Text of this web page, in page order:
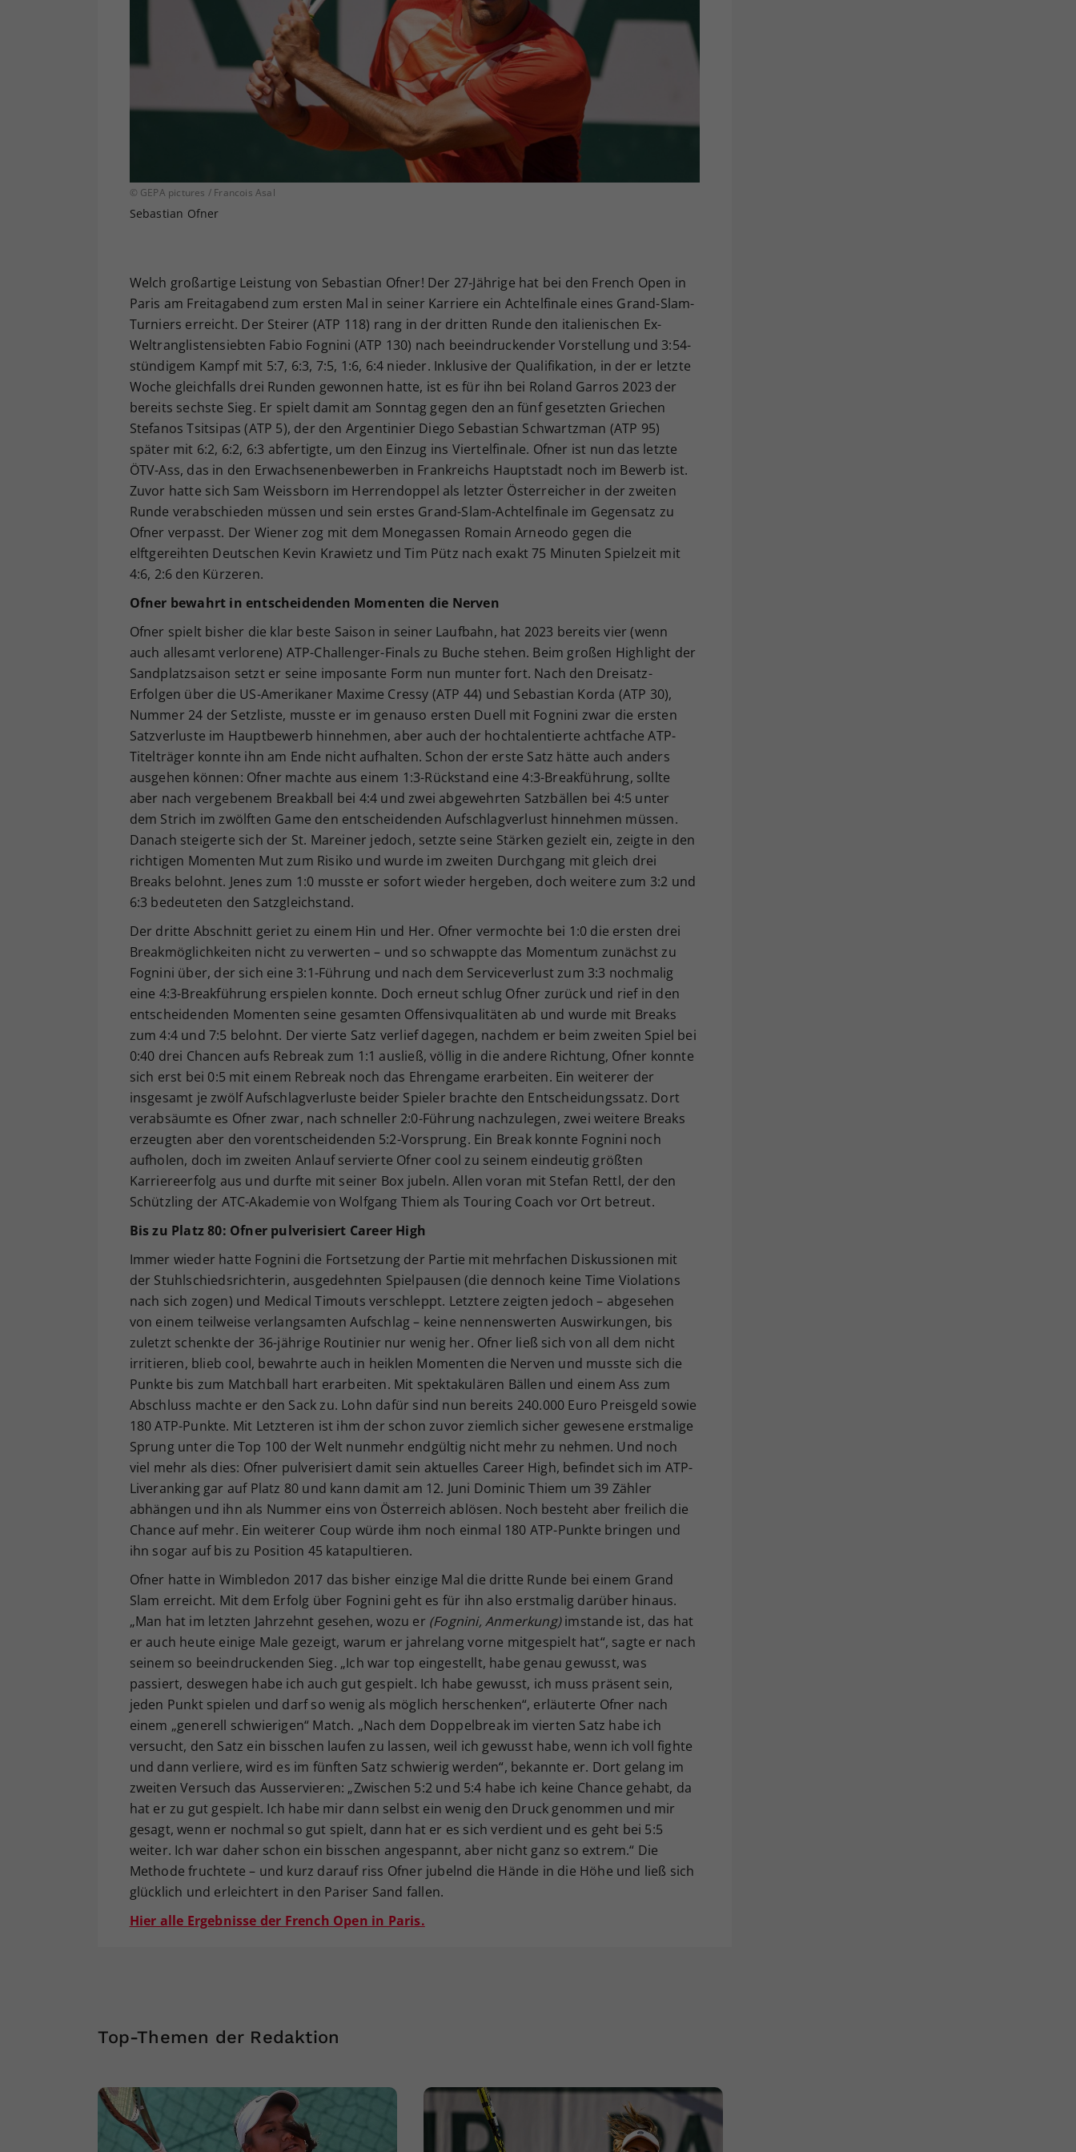
© GEPA pictures / Francois Asal
Sebastian Ofner
Welch großartige Leistung von Sebastian Ofner! Der 27-Jährige hat bei den French Open in
Paris am Freitagabend zum ersten Mal in seiner Karriere ein Achtelfinale eines Grand-Slam-
Turniers erreicht. Der Steirer (ATP 118) rang in der dritten Runde den italienischen Ex-
Weltranglistensiebten Fabio Fognini (ATP 130) nach beeindruckender Vorstellung und 3:54-
stündigem Kampf mit 5:7, 6:3, 7:5, 1:6, 6:4 nieder. Inklusive der Qualifikation, in der er letzte
Woche gleichfalls drei Runden gewonnen hatte, ist es für ihn bei Roland Garros 2023 der
bereits sechste Sieg. Er spielt damit am Sonntag gegen den an fünf gesetzten Griechen
Stefanos Tsitsipas (ATP 5), der den Argentinier Diego Sebastian Schwartzman (ATP 95)
später mit 6:2, 6:2, 6:3 abfertigte, um den Einzug ins Viertelfinale. Ofner ist nun das letzte
ÖTV-Ass, das in den Erwachsenenbewerben in Frankreichs Hauptstadt noch im Bewerb ist.
Zuvor hatte sich Sam Weissborn im Herrendoppel als letzter Österreicher in der zweiten
Runde verabschieden müssen und sein erstes Grand-Slam-Achtelfinale im Gegensatz zu
Ofner verpasst. Der Wiener zog mit dem Monegassen Romain Arneodo gegen die
elftgereihten Deutschen Kevin Krawietz und Tim Pütz nach exakt 75 Minuten Spielzeit mit
4:6, 2:6 den Kürzeren.
Ofner bewahrt in entscheidenden Momenten die Nerven
Ofner spielt bisher die klar beste Saison in seiner Laufbahn, hat 2023 bereits vier (wenn
auch allesamt verlorene) ATP-Challenger-Finals zu Buche stehen. Beim großen Highlight der
Sandplatzsaison setzt er seine imposante Form nun munter fort. Nach den Dreisatz-
Erfolgen über die US-Amerikaner Maxime Cressy (ATP 44) und Sebastian Korda (ATP 30),
Nummer 24 der Setzliste, musste er im genauso ersten Duell mit Fognini zwar die ersten
Satzverluste im Hauptbewerb hinnehmen, aber auch der hochtalentierte achtfache ATP-
Titelträger konnte ihn am Ende nicht aufhalten. Schon der erste Satz hätte auch anders
ausgehen können: Ofner machte aus einem 1:3-Rückstand eine 4:3-Breakführung, sollte
aber nach vergebenem Breakball bei 4:4 und zwei abgewehrten Satzbällen bei 4:5 unter
dem Strich im zwölften Game den entscheidenden Aufschlagverlust hinnehmen müssen.
Danach steigerte sich der St. Mareiner jedoch, setzte seine Stärken gezielt ein, zeigte in den
richtigen Momenten Mut zum Risiko und wurde im zweiten Durchgang mit gleich drei
Breaks belohnt. Jenes zum 1:0 musste er sofort wieder hergeben, doch weitere zum 3:2 und
6:3 bedeuteten den Satzgleichstand.
Der dritte Abschnitt geriet zu einem Hin und Her. Ofner vermochte bei 1:0 die ersten drei
Breakmöglichkeiten nicht zu verwerten – und so schwappte das Momentum zunächst zu
Fognini über, der sich eine 3:1-Führung und nach dem Serviceverlust zum 3:3 nochmalig
eine 4:3-Breakführung erspielen konnte. Doch erneut schlug Ofner zurück und rief in den
entscheidenden Momenten seine gesamten Offensivqualitäten ab und wurde mit Breaks
zum 4:4 und 7:5 belohnt. Der vierte Satz verlief dagegen, nachdem er beim zweiten Spiel bei
0:40 drei Chancen aufs Rebreak zum 1:1 ausließ, völlig in die andere Richtung, Ofner konnte
sich erst bei 0:5 mit einem Rebreak noch das Ehrengame erarbeiten. Ein weiterer der
insgesamt je zwölf Aufschlagverluste beider Spieler brachte den Entscheidungssatz. Dort
verabsäumte es Ofner zwar, nach schneller 2:0-Führung nachzulegen, zwei weitere Breaks
erzeugten aber den vorentscheidenden 5:2-Vorsprung. Ein Break konnte Fognini noch
aufholen, doch im zweiten Anlauf servierte Ofner cool zu seinem eindeutig größten
Karriereerfolg aus und durfte mit seiner Box jubeln. Allen voran mit Stefan Rettl, der den
Schützling der ATC-Akademie von Wolfgang Thiem als Touring Coach vor Ort betreut.
Bis zu Platz 80: Ofner pulverisiert Career High
Immer wieder hatte Fognini die Fortsetzung der Partie mit mehrfachen Diskussionen mit
der Stuhlschiedsrichterin, ausgedehnten Spielpausen (die dennoch keine Time Violations
nach sich zogen) und Medical Timouts verschleppt. Letztere zeigten jedoch – abgesehen
von einem teilweise verlangsamten Aufschlag – keine nennenswerten Auswirkungen, bis
zuletzt schenkte der 36-jährige Routinier nur wenig her. Ofner ließ sich von all dem nicht
irritieren, blieb cool, bewahrte auch in heiklen Momenten die Nerven und musste sich die
Punkte bis zum Matchball hart erarbeiten. Mit spektakulären Bällen und einem Ass zum
Abschluss machte er den Sack zu. Lohn dafür sind nun bereits 240.000 Euro Preisgeld sowie
180 ATP-Punkte. Mit Letzteren ist ihm der schon zuvor ziemlich sicher gewesene erstmalige
Sprung unter die Top 100 der Welt nunmehr endgültig nicht mehr zu nehmen. Und noch
viel mehr als dies: Ofner pulverisiert damit sein aktuelles Career High, befindet sich im ATP-
Liveranking gar auf Platz 80 und kann damit am 12. Juni Dominic Thiem um 39 Zähler
abhängen und ihn als Nummer eins von Österreich ablösen. Noch besteht aber freilich die
Chance auf mehr. Ein weiterer Coup würde ihm noch einmal 180 ATP-Punkte bringen und
ihn sogar auf bis zu Position 45 katapultieren.
Ofner hatte in Wimbledon 2017 das bisher einzige Mal die dritte Runde bei einem Grand
Slam erreicht. Mit dem Erfolg über Fognini geht es für ihn also erstmalig darüber hinaus.
„Man hat im letzten Jahrzehnt gesehen, wozu er (Fognini, Anmerkung)imstande ist, das hat
er auch heute einige Male gezeigt, warum er jahrelang vorne mitgespielt hat“, sagte er nach
seinem so beeindruckenden Sieg. „Ich war top eingestellt, habe genau gewusst, was
passiert, deswegen habe ich auch gut gespielt. Ich habe gewusst, ich muss präsent sein,
jeden Punkt spielen und darf so wenig als möglich herschenken“, erläuterte Ofner nach
einem „generell schwierigen“ Match. „Nach dem Doppelbreak im vierten Satz habe ich
versucht, den Satz ein bisschen laufen zu lassen, weil ich gewusst habe, wenn ich voll fighte
und dann verliere, wird es im fünften Satz schwierig werden“, bekannte er. Dort gelang im
zweiten Versuch das Ausservieren: „Zwischen 5:2 und 5:4 habe ich keine Chance gehabt, da
hat er zu gut gespielt. Ich habe mir dann selbst ein wenig den Druck genommen und mir
gesagt, wenn er nochmal so gut spielt, dann hat er es sich verdient und es geht bei 5:5
weiter. Ich war daher schon ein bisschen angespannt, aber nicht ganz so extrem.“ Die
Methode fruchtete – und kurz darauf riss Ofner jubelnd die Hände in die Höhe und ließ sich
glücklich und erleichtert in den Pariser Sand fallen.
Hier alle Ergebnisse der French Open in Paris.
Top-Themen der Redaktion
Ihrer vorgenommen Einstellungen, falls der
Webseiten-Betreiber dies eingestellt hat.